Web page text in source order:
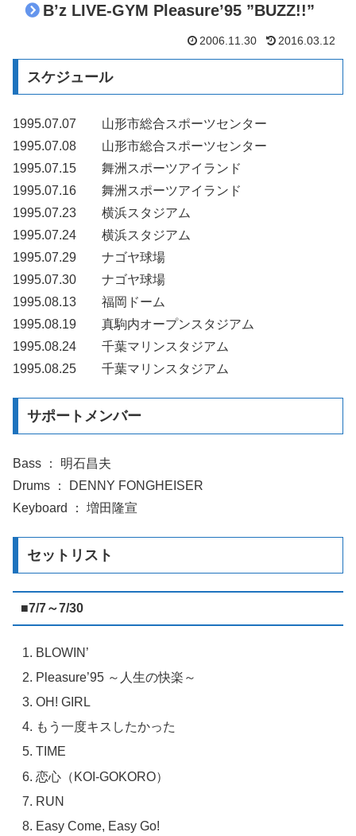
B’z LIVE-GYM Pleasure’95 ”BUZZ!!”
2006.11.30 2016.03.12
スケジュール
1995.07.07 山形市総合スポーツセンター
1995.07.08 山形市総合スポーツセンター
1995.07.15 舞洲スポーツアイランド
1995.07.16 舞洲スポーツアイランド
1995.07.23 横浜スタジアム
1995.07.24 横浜スタジアム
1995.07.29 ナゴヤ球場
1995.07.30 ナゴヤ球場
1995.08.13 福岡ドーム
1995.08.19 真駒内オープンスタジアム
1995.08.24 千葉マリンスタジアム
1995.08.25 千葉マリンスタジアム
サポートメンバー
Bass ： 明石昌夫
Drums ： DENNY FONGHEISER
Keyboard ： 増田隆宣
セットリスト
■7/7～7/30
BLOWIN’
Pleasure’95 ～人生の快楽～
OH! GIRL
もう一度キスしたかった
TIME
恋心（KOI-GOKORO）
RUN
Easy Come, Easy Go!